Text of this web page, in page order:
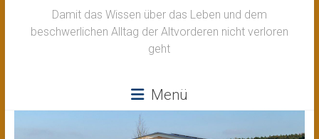
Damit das Wissen über das Leben und dem
beschwerlichen Alltag der Altvorderen nicht verloren
geht
Menü